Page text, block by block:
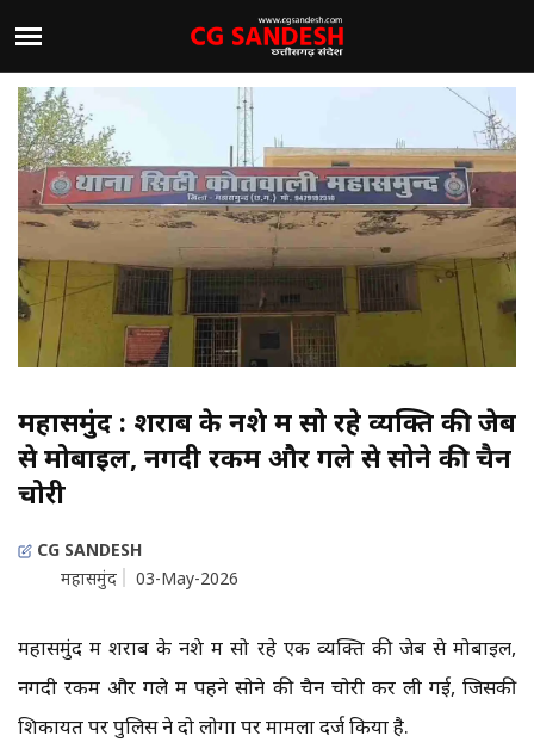
महासमुंद : शराब के नशे में सो रहे व्यक्ति की जेब
से मोबाइल, नगदी रकम और गले से सोने की चैन
चोरी
CG SANDESH
महासमुंद
03-May-2026
महासमुंद में शराब के नशे में सो रहे एक व्यक्ति की जेब से मोबाइल,
नगदी रकम और गले में पहने सोने की चैन चोरी कर ली गई, जिसकी
शिकायत पर पुलिस ने दो लोगों पर मामला दर्ज किया है.